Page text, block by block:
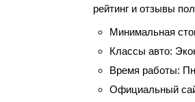
рейтинг и отзывы
Минимальная
Классы авто:
Время работы:
Официальный